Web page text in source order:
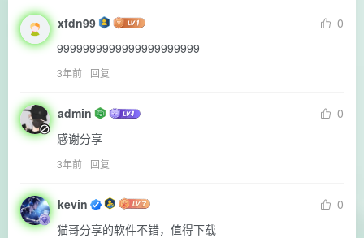
xfdn99
0
9999999999999999999999
3年前 回复
admin
0
感谢分享
3年前 回复
kevin
0
猫哥分享的软件不错，值得下载